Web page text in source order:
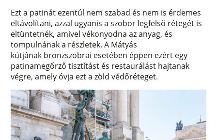
Ezt a patinát ezentúl nem szabad és nem is érdemes
eltávolítani, azzal ugyanis a szobor legfelső rétegét is
eltüntetnék, amivel vékonyodna az anyag, és
tompulnának a részletek. A Mátyás
kútjának bronzszobrai esetében éppen ezért egy
patinamegőrző tisztítást és restaurálást hajtanak
végre, amely óvja ezt a zöld védőréteget.